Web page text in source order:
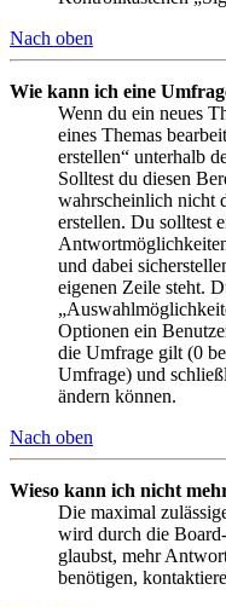
Nach oben
Wie kann ich eine
Wenn du ein neues
eines Themas
erstellen“ unterhalb
Solltest du diesen
wahrscheinlich nicht
erstellen. Du solltest
und dabei
eigenen Zeile steht.
Optionen ein
die Umfrage gilt (0
Umfrage) und
ändern können.
Nach oben
Wieso kann ich nicht
Die maximal
wird durch die
glaubst, mehr
benötigen,